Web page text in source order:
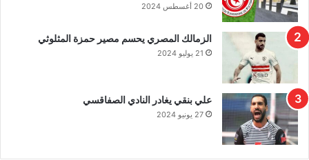
20 أغسطس 2024
الزمالك المصري يحسم مصير حمزة المثلوثي
21 يوليو 2024
علي بنقي يغادر النادي الصفاقسي
27 يونيو 2024